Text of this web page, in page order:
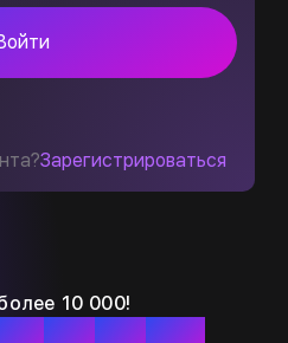
10 000!
Зарегистрироваться